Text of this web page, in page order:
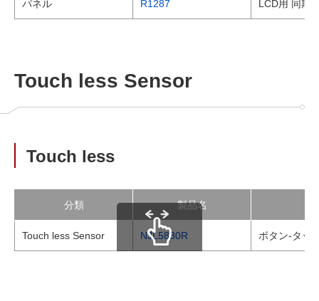
パネル R1287 LCD用 同期
Touch less Sensor
Touch less
分類 製品名
Touch less Sensor NJL5830R ボタン-タッ